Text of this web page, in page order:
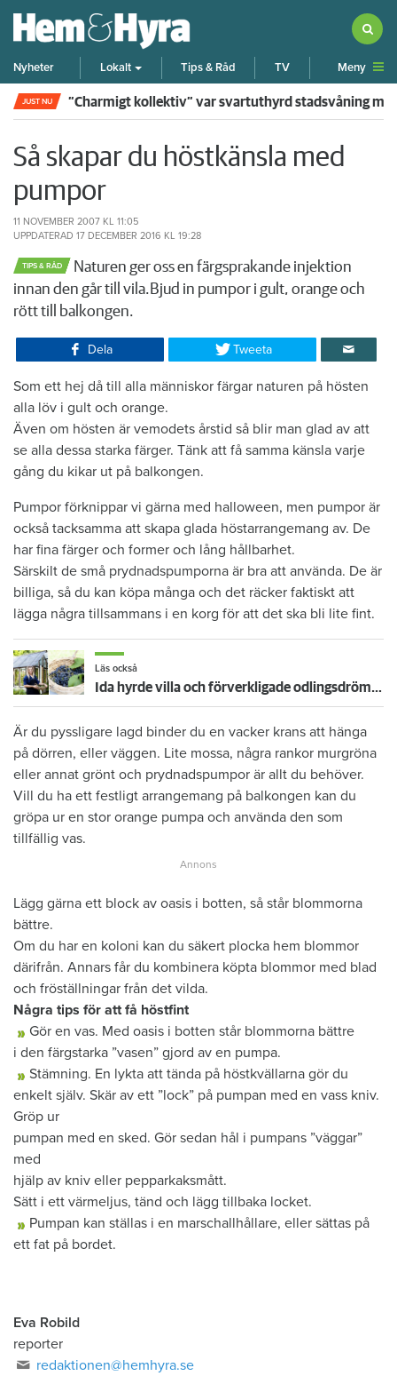
Nyheter Lokalt Tips & Råd TV Meny
JUST NU ”Charmigt kollektiv” var svartuthyrd stadsvåning
Så skapar du höstkänsla med
pumpor
11 NOVEMBER 2007 KL 11:05
UPPDATERAD 17 DECEMBER 2016 KL 19:28
TIPS & RÅD
Naturen ger oss en färgsprakande injektion
innan den går till vila.Bjud in pumpor i gult, orange och
rött till balkongen.​
Dela Tweeta
Som ett hej då till alla människor färgar naturen på hösten
alla löv i gult och orange.
Även om hösten är vemodets årstid så blir man glad av att
se alla dessa starka färger. Tänk att få samma känsla varje
gång du kikar ut på balkongen.
Pumpor förknippar vi gärna med halloween, men pumpor är
också tacksamma att skapa glada höstarrangemang av. De
har fina färger och former och lång hållbarhet.
Särskilt de små prydnadspumporna är bra att använda. De är
billiga, så du kan köpa många och det räcker faktiskt att
lägga några tillsammans i en korg för att det ska bli lite fint.
Läs också
Ida hyrde villa och förverkligade odlingsdrömmen – så fixar du vindruvor
Är du pyssligare lagd binder du en vacker krans att hänga
på dörren, eller väggen. Lite mossa, några rankor murgröna
eller annat grönt och prydnadspumpor är allt du behöver.
Vill du ha ett festligt arrangemang på balkongen kan du
gröpa ur en stor orange pumpa och använda den som
tillfällig vas.
Lägg gärna ett block av oasis i botten, så står blommorna
bättre.
Om du har en koloni kan du säkert plocka hem blommor
därifrån. Annars får du kombinera köpta blommor med blad
och fröställningar från det vilda.
Några tips för att få höstfint
Gör en vas. Med oasis i botten står blommorna bättre
i den färgstarka ”vasen” gjord av en pumpa.
Stämning. En lykta att tända på höstkvällarna gör du
enkelt själv. Skär av ett ”lock” på pumpan med en vass kniv.
Gröp ur
pumpan med en sked. Gör sedan hål i pumpans ”väggar”
med
hjälp av kniv eller pepparkaksmått.
Sätt i ett värmeljus, tänd och lägg tillbaka locket.
Pumpan kan ställas i en marschallhållare, eller sättas på
ett fat på bordet.
Eva Robild
reporter
redaktionen@hemhyra.se